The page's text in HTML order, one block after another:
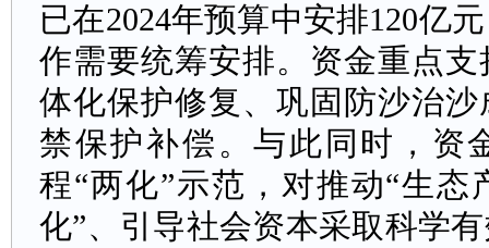
已在2024年预算中安排120亿
作需要统筹安排。资金重点
体化保护修复、巩固防沙治
禁保护补偿。与此同时，资
程“两化”示范，对推动“生态
化”、引导社会资本采取科学